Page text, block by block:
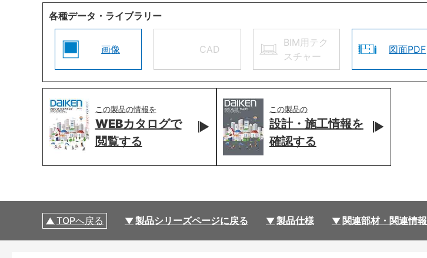
各種データ・ライブラリー
画像 CAD
BIM用テク
スチャー
図面PDF
この製品の情報を
WEBカタログで
閲覧する
この製品の
設計・施工情報を
確認する
TOPへ戻る 製品シリーズページに戻る 製品仕様 関連部材・関連情報